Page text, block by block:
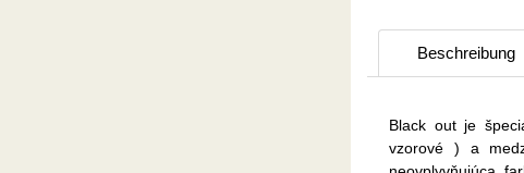
Beschreibung
Black out je
vzorové ) a